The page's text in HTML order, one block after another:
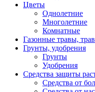
Цветы
Однолетние
Многолетние
Комнатные
Газонные травы,
Грунты, удобрения
Грунты
Удобрения
Средства защиты
Средства от